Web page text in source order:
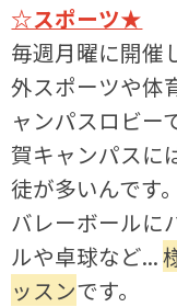
☆スポーツ★
毎週月曜に開催
外スポーツや体
ャンパスロビー
賀キャンパスに
徒が多いんです
バレーボールに
ルや卓球など...
ッスンです。